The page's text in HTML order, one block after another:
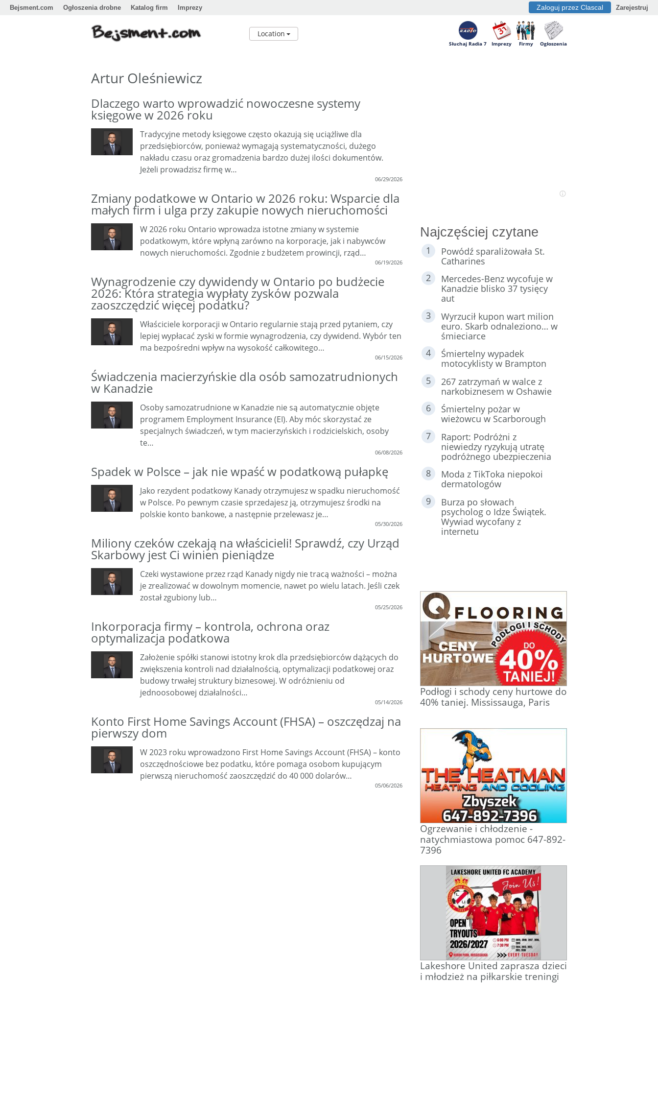
Bejsment.com Ogłoszenia drobne Katalog firm Imprezy Zaloguj przez Clascal Zarejestruj
Location
Słuchaj Radia 7 Imprezy Firmy Ogłoszenia
Artur Oleśniewicz
Dlaczego warto wprowadzić nowoczesne systemy
księgowe w 2026 roku
Tradycyjne metody księgowe często okazują się uciążliwe dla
przedsiębiorców, ponieważ wymagają systematyczności, dużego
nakładu czasu oraz gromadzenia bardzo dużej ilości dokumentów.
Jeżeli prowadzisz firmę w…
06/29/2026
Zmiany podatkowe w Ontario w 2026 roku: Wsparcie dla
małych firm i ulga przy zakupie nowych nieruchomości
W 2026 roku Ontario wprowadza istotne zmiany w systemie
podatkowym, które wpłyną zarówno na korporacje, jak i nabywców
nowych nieruchomości. Zgodnie z budżetem prowincji, rząd…
06/19/2026
Wynagrodzenie czy dywidendy w Ontario po budżecie
2026: Która strategia wypłaty zysków pozwala
zaoszczędzić więcej podatku?
Właściciele korporacji w Ontario regularnie stają przed pytaniem, czy
lepiej wypłacać zyski w formie wynagrodzenia, czy dywidend. Wybór ten
ma bezpośredni wpływ na wysokość całkowitego…
06/15/2026
Świadczenia macierzyńskie dla osób samozatrudnionych
w Kanadzie
Osoby samozatrudnione w Kanadzie nie są automatycznie objęte
programem Employment Insurance (EI). Aby móc skorzystać ze
specjalnych świadczeń, w tym macierzyńskich i rodzicielskich, osoby
te…
06/08/2026
Spadek w Polsce – jak nie wpaść w podatkową pułapkę
Jako rezydent podatkowy Kanady otrzymujesz w spadku nieruchomość
w Polsce. Po pewnym czasie sprzedajesz ją, otrzymujesz środki na
polskie konto bankowe, a następnie przelewasz je…
05/30/2026
Miliony czeków czekają na właścicieli! Sprawdź, czy Urząd
Skarbowy jest Ci winien pieniądze
Czeki wystawione przez rząd Kanady nigdy nie tracą ważności – można
je zrealizować w dowolnym momencie, nawet po wielu latach. Jeśli czek
został zgubiony lub…
05/25/2026
Inkorporacja firmy – kontrola, ochrona oraz
optymalizacja podatkowa
Założenie spółki stanowi istotny krok dla przedsiębiorców dążących do
zwiększenia kontroli nad działalnością, optymalizacji podatkowej oraz
budowy trwałej struktury biznesowej. W odróżnieniu od
jednoosobowej działalności…
05/14/2026
Konto First Home Savings Account (FHSA) – oszczędzaj na
pierwszy dom
W 2023 roku wprowadzono First Home Savings Account (FHSA) – konto
oszczędnościowe bez podatku, które pomaga osobom kupującym
pierwszą nieruchomość zaoszczędzić do 40 000 dolarów…
05/06/2026
Najczęściej czytane
Powódź sparaliżowała St.
Catharines
Mercedes-Benz wycofuje w
Kanadzie blisko 37 tysięcy
aut
Wyrzucił kupon wart milion
euro. Skarb odnaleziono… w
śmieciarce
Śmiertelny wypadek
motocyklisty w Brampton
267 zatrzymań w walce z
narkobiznesem w Oshawie
Śmiertelny pożar w
wieżowcu w Scarborough
Raport: Podróżni z
niewiedzy ryzykują utratę
podróżnego ubezpieczenia
Moda z TikToka niepokoi
dermatologów
Burza po słowach
psycholog o Idze Świątek.
Wywiad wycofany z
internetu
Podłogi i schody ceny hurtowe do
40% taniej. Mississauga, Paris
Ogrzewanie i chłodzenie -
natychmiastowa pomoc 647-892-
7396
Lakeshore United zaprasza dzieci
i młodzież na piłkarskie treningi